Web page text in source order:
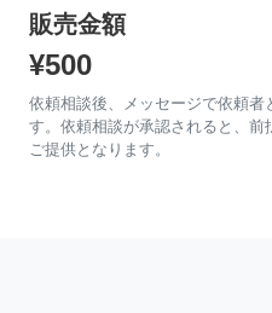
販売金額
¥500
依頼相談後、メッセージで依頼者
す。依頼相談が承認されると、
ご提供となります。